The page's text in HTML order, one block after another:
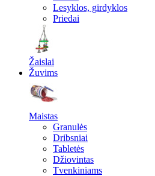
Lesyklos, girdyklos
Priedai
Žaislai
Žuvims
Maistas
Granulės
Dribsniai
Tabletės
Džiovintas
Tvenkiniams